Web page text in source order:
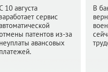
10 августа
сервис
патентов из-за
неуплаты авансовых
платежей.
В